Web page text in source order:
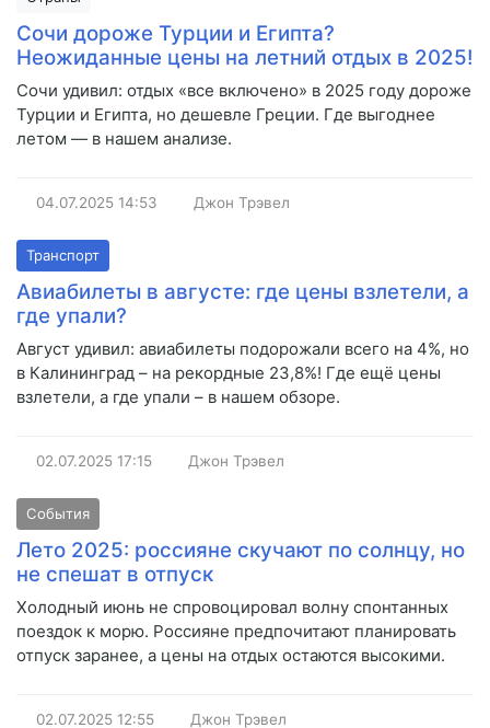
Сочи дороже Турции и Египта?
Неожиданные цены на летний отдых в 2025!
Сочи удивил: отдых «все включено» в 2025 году дороже
Турции и Египта, но дешевле Греции. Где выгоднее
летом — в нашем анализе.
04.07.2025 14:53 Джон Трэвел
Транспорт
Авиабилеты в августе: где цены взлетели, а
где упали?
Август удивил: авиабилеты подорожали всего на 4%, но
в Калининград – на рекордные 23,8%! Где ещё цены
взлетели, а где упали – в нашем обзоре.
02.07.2025 17:15 Джон Трэвел
События
Лето 2025: россияне скучают по солнцу, но
не спешат в отпуск
Холодный июнь не спровоцировал волну спонтанных
поездок к морю. Россияне предпочитают планировать
отпуск заранее, а цены на отдых остаются высокими.
02.07.2025 12:55 Джон Трэвел